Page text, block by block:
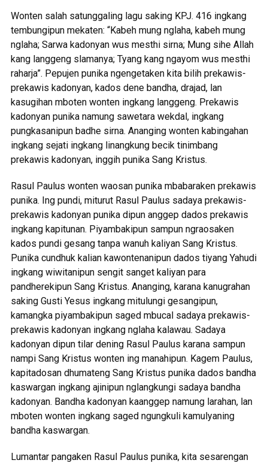
Wonten salah satunggaling lagu saking KPJ. 416 ingkang
tembungipun mekaten: “Kabeh mung nglaha, kabeh mung
nglaha; Sarwa kadonyan wus mesthi sirna; Mung sihe Allah
kang langgeng slamanya; Tyang kang ngayom wus mesthi
raharja”. Pepujen punika ngengetaken kita bilih prekawis-
prekawis kadonyan, kados dene bandha, drajad, lan
kasugihan mboten wonten ingkang langgeng. Prekawis
kadonyan punika namung sawetara wekdal, ingkang
pungkasanipun badhe sirna. Ananging wonten kabingahan
ingkang sejati ingkang linangkung becik tinimbang
prekawis kadonyan, inggih punika Sang Kristus.
Rasul Paulus wonten waosan punika mbabaraken prekawis
punika. Ing pundi, miturut Rasul Paulus sadaya prekawis-
prekawis kadonyan punika dipun anggep dados prekawis
ingkang kapitunan. Piyambakipun sampun ngraosaken
kados pundi gesang tanpa wanuh kaliyan Sang Kristus.
Punika cundhuk kalian kawontenanipun dados tiyang Yahudi
ingkang wiwitanipun sengit sanget kaliyan para
pandherekipun Sang Kristus. Ananging, karana kanugrahan
saking Gusti Yesus ingkang mitulungi gesangipun,
kamangka piyambakipun saged mbucal sadaya prekawis-
prekawis kadonyan ingkang nglaha kalawau. Sadaya
kadonyan dipun tilar dening Rasul Paulus karana sampun
nampi Sang Kristus wonten ing manahipun. Kagem Paulus,
kapitadosan dhumateng Sang Kristus punika dados bandha
kaswargan ingkang ajinipun nglangkungi sadaya bandha
kadonyan. Bandha kadonyan kaanggep namung larahan, lan
mboten wonten ingkang saged ngungkuli kamulyaning
bandha kaswargan.
Lumantar pangaken Rasul Paulus punika, kita sesarengan